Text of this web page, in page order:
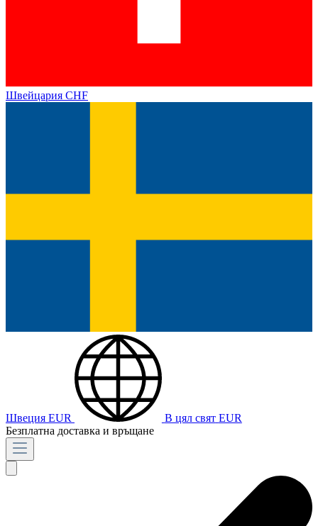
Швейцария CHF
Швеция EUR В цял свят EUR
Безплатна доставка и връщане